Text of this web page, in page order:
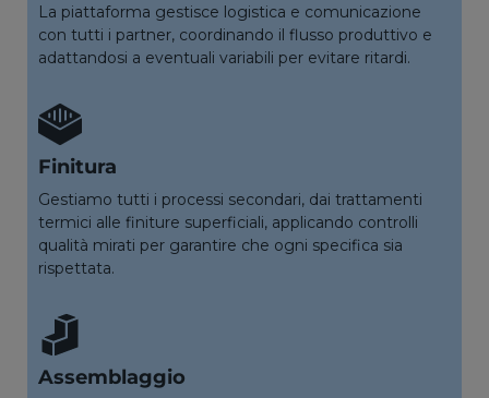
La piattaforma gestisce logistica e comunicazione
con tutti i partner, coordinando il flusso produttivo e
adattandosi a eventuali variabili per evitare ritardi.
Finitura
Gestiamo tutti i processi secondari, dai trattamenti
termici alle finiture superficiali, applicando controlli
qualità mirati per garantire che ogni specifica sia
rispettata.
Assemblaggio